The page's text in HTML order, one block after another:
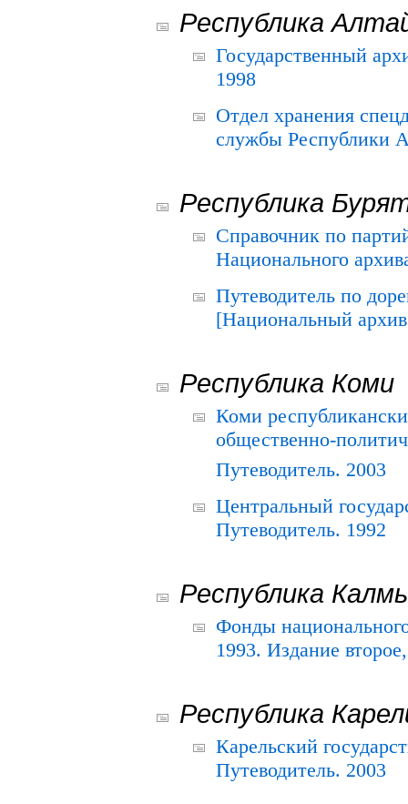
Республика
Государственный
1998
Отдел хранения
службы Республики
Республика
Справочник по
Национального
Путеводитель по
[Национальный
Республика Коми
Коми
общественно-
Путеводитель. 2003
Центральный
Путеводитель. 1992
Республика
Фонды
1993. Издание
Республика
Карельский
Путеводитель. 2003